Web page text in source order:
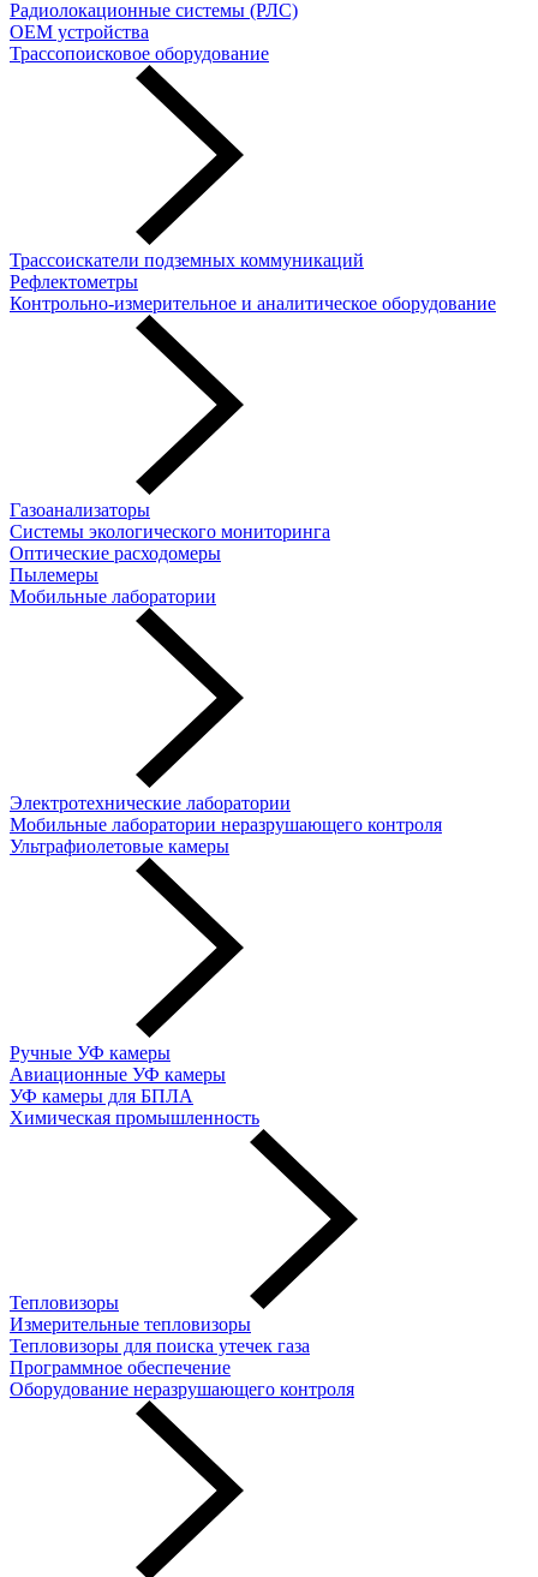
Радиолокационные системы (РЛС)
OEM устройства
Трассопоисковое оборудование
Трассоискатели подземных коммуникаций
Рефлектометры
Контрольно-измерительное и аналитическое оборудование
Газоанализаторы
Системы экологического мониторинга
Оптические расходомеры
Пылемеры
Мобильные лаборатории
Электротехнические лаборатории
Мобильные лаборатории неразрушающего контроля
Ультрафиолетовые камеры
Ручные УФ камеры
Авиационные УФ камеры
УФ камеры для БПЛА
Химическая промышленность
Тепловизоры
Измерительные тепловизоры
Тепловизоры для поиска утечек газа
Программное обеспечение
Оборудование неразрушающего контроля